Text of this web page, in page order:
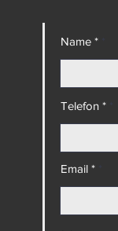
Name *
Telefon *
Email *